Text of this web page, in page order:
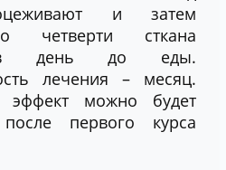
и затем
четверти сткана
в день до еды.
лечения – месяц.
эффект можно будет
первого курса